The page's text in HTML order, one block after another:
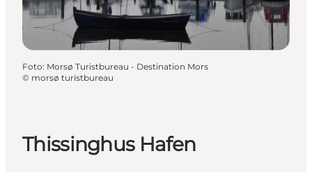
Foto: Morsø Turistbureau - Destination Mors
© morsø turistbureau
Thissinghus Hafen